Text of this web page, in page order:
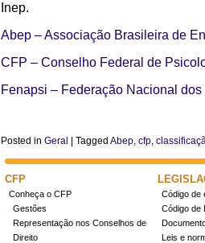
Inep.
Abep – Associação Brasileira de
CFP – Conselho Federal de
Fenapsi – Federação Nacional
Posted in Geral Tagged Abep, cfp,
CFP
Conheça o CFP
Gestões
Representação nos Conselhos de
Direito
Código de
Código de
Leis e